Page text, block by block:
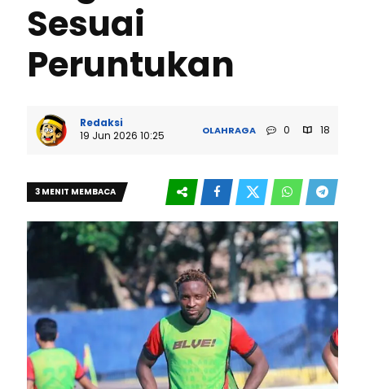
Sesuai
Peruntukan
Redaksi
19 Jun 2026 10:25
OLAHRAGA 0 18
3 MENIT MEMBACA